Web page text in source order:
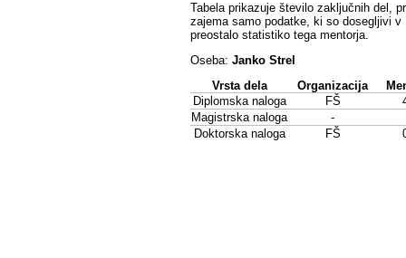
Tabela prikazuje število zaključnih del,
zajema samo podatke, ki so dosegljivi
preostalo statistiko tega mentorja.
Oseba: Janko Strel
Vrsta dela
Organizacija
Diplomska naloga
FŠ
Magistrska naloga
-
Doktorska naloga
FŠ